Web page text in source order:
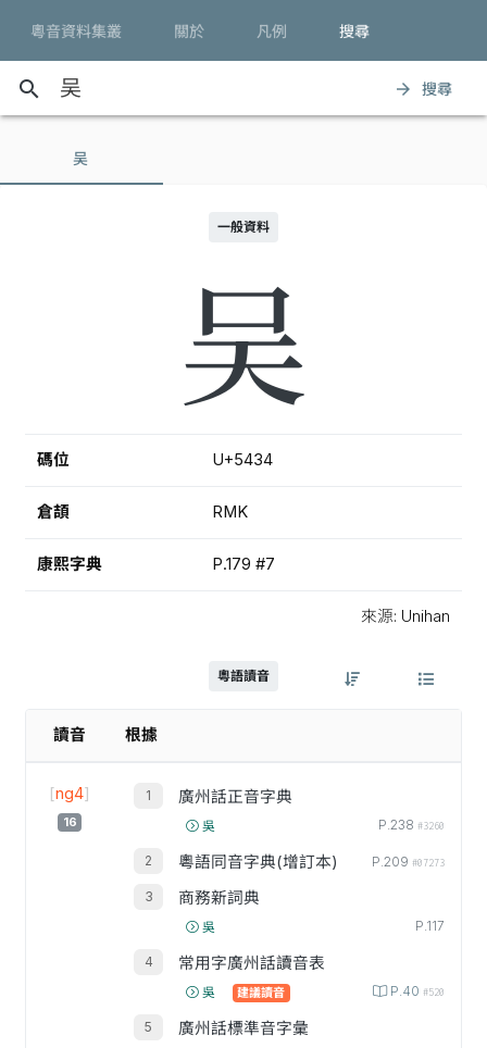
粵音資料集叢 關於 凡例 搜尋
search arrow_forward 搜尋
吴
一般資料
吴
碼位 U+5434
倉頡 RMK
康熙字典 P.179 #7
來源: Unihan
粵語讀音
讀音 根據
[ng4]
16
廣州話正音字典
吳 P.238 #3260
粵語同音字典(增訂本) P.209 #07273
商務新詞典
吳 P.117
常用字廣州話讀音表
吳 建議讀音 P.40 #520
廣州話標準音字彙